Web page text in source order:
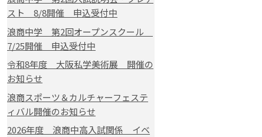
スト 8/8開催 申込受付中
浪商中学 第2回オープンスクール
7/25開催 申込受付中
令和8年度 大阪私学美術展 開催の
お知らせ
浪商スポーツ＆カルチャーフェステ
ィバル開催のお知らせ
2026年度 浪商中高入試関係 イベ